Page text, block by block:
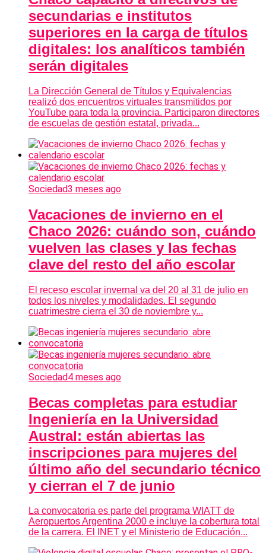
secundarias e institutos
superiores en la carga de títulos
digitales: los analíticos también
serán digitales
La Dirección General de Títulos y Equivalencias
realizó dos encuentros virtuales transmitidos por
YouTube para toda la provincia. Participaron directores
de escuelas de gestión estatal, privada...
Sociedad3 meses ago
Vacaciones de invierno en el
Chaco 2026: cuándo son, cuándo
vuelven las clases y las fechas
clave del resto del año escolar
El receso escolar invernal va del 20 al 31 de julio en
todos los niveles y modalidades. El segundo
cuatrimestre cierra el 30 de noviembre y...
Sociedad4 meses ago
Becas completas para estudiar
Ingeniería en la Universidad
Austral: están abiertas las
inscripciones para mujeres del
último año del secundario técnico
y cierran el 7 de junio
La convocatoria es parte del programa WIATT de
Aeropuertos Argentina 2000 e incluye la cobertura total
de la carrera. El INET y el Ministerio de Educación...